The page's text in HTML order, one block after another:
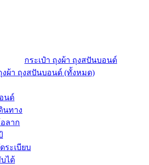
กระเป๋า ถุงผ้า ถุงสปันบอนด์
งผ้า ถุงสปันบอนด์ (ทั้งหมด)
นด์
นทาง
ลาก
ระเบียบ
ได้